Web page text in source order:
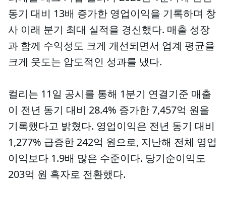
동기 대비 13배 증가한 영업이익을 기록하며 창
사 이래 분기 최대 실적을 경신했다. 매출 성장
과 함께 수익성도 크게 개선되면서 업계 평균을
크게 웃도는 압도적인 성과를 냈다.
컬리는 11일 공시를 통해 1분기 연결기준 매출
이 전년 동기 대비 28.4% 증가한 7,457억 원을
기록했다고 밝혔다. 영업이익은 전년 동기 대비
1,277% 급증한 242억 원으로, 지난해 전체 영업
이익보다 1.9배 많은 수준이다. 당기순이익도
203억 원 흑자로 전환했다.